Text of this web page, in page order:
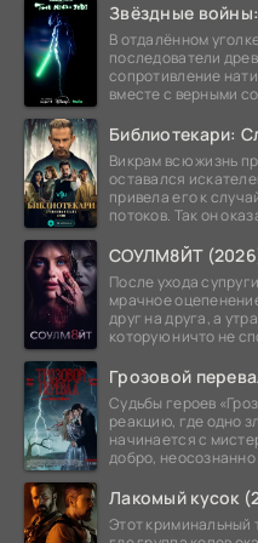
В отдалённом
последователи
сопротивление
вместе с верными
Библиотекари:
Викрам всю жизнь
оставался
привела его к
потоков. Так он
СОУЛМ8ЙТ
После ухода
мрачное
друг на друга, а
которую ничто не
Грозовой
Судьбы героев
реакцию, где одно
начинается с
добро, неосознанно
Лакомый кусок
Этот криминальный